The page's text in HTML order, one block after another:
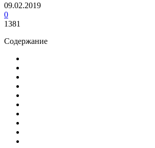
09.02.2019
0
1381
Содержание